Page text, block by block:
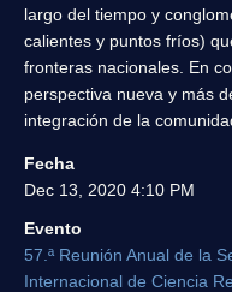
largo del tiempo y
calientes y puntos fríos)
fronteras nacionales. En
perspectiva nueva y más
integración de la
Fecha
Dec 13, 2020 4:10 PM
Evento
57.ª Reunión Anual de la
Internacional de Ciencia